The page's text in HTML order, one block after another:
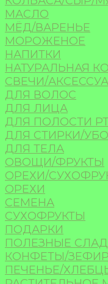
МАСЛО
МЁД/ВАРЕНЬЕ
МОРОЖЕНОЕ
НАПИТКИ
НАТУРАЛЬНАЯ
СВЕЧИ/
ДЛЯ ВОЛОС
ДЛЯ ЛИЦА
ДЛЯ ПОЛОСТИ
ДЛЯ СТИРКИ/
ДЛЯ ТЕЛА
ОВОЩИ/ФРУКТЫ
ОРЕХИ/
ОРЕХИ
СЕМЕНА
СУХОФРУКТЫ
ПОДАРКИ
ПОЛЕЗНЫЕ
КОНФЕТЫ/ЗЕФИР
ПЕЧЕНЬЕ/